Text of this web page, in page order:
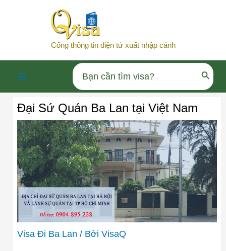
Cổng thông tin điện tử xuất nhập cảnh
Menu
Search
for:
Đại Sứ Quán Ba Lan tại Việt Nam
Visa Đi Ba Lan / Bởi VisaQ